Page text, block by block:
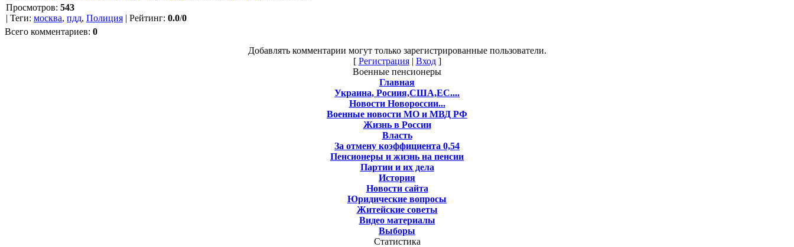
Просмотров: 543
| Теги: москва, пдд, Полиция | Рейтинг: 0.0/0
Всего комментариев: 0
Добавлять комментарии могут только зарегистрированные пользователи.
[ Регистрация| Вход]
Военные пенсионеры
Главная
Украина, Росиия,США,ЕС....
Новости Новороссии...
Военные новости МО и МВД РФ
Жизнь в России
Власть
За отмену коэффициента 0,54
Пенсионеры и жизнь на пенсии
Партии и их дела
История
Новости сайта
Юридические вопросы
Житейские советы
Видео материалы
Выборы
Статистика